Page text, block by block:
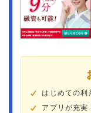
はじめての利
アプリが充実